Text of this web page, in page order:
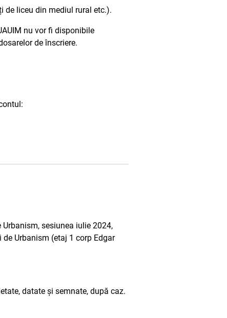
de liceu din mediul rural etc.).
nu vor fi disponibile
de înscriere.
sesiunea iulie 2024,
Urbanism (etaj 1 corp Edgar
datate și semnate, după caz.